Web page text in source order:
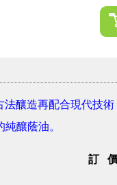
法釀造再配合現代技
純釀蔭油。
訂 價